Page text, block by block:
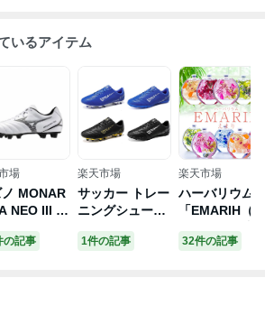
いるアイテム
場
ノ MONAR
NEO III S
モナル
ダ ネオ 3 セ
の記事
楽天市場
サッカー トレー
ニングシューズ
ジュニア サッカ
ーシューズ メン
1件の記事
楽天市場
ハーバリウム
「EMARIH（え
まり）」 送料
料』
32件の記事